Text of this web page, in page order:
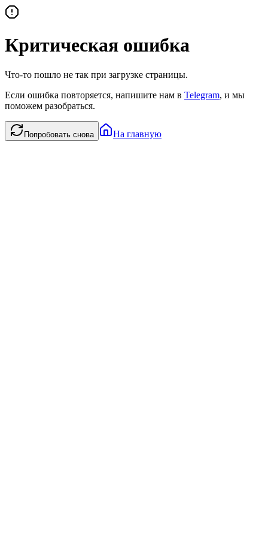
Критическая ошибка
Что-то пошло не так при загрузке страницы.
Если ошибка повторяется, напишите нам в Telegram, и мы
поможем разобраться.
Попробовать снова На главную